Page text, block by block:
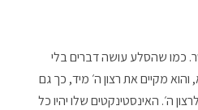
כמו שהסלע עושה דברים בלי
מקיים את רצון ה׳ מיד, כך גם
ה׳. האינסטינקטים שלו יהיו כל